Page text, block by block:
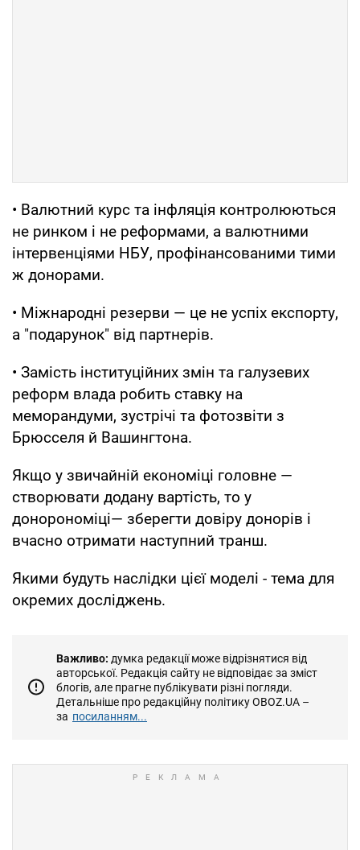
• Валютний курс та інфляція контролюються
не ринком і не реформами, а валютними
інтервенціями НБУ, профінансованими тими
ж донорами.
• Міжнародні резерви — це не успіх експорту,
а "подарунок" від партнерів.
• Замість інституційних змін та галузевих
реформ влада робить ставку на
меморандуми, зустрічі та фотозвіти з
Брюсселя й Вашингтона.
Якщо у звичайній економіці головне —
створювати додану вартість, то у
донорономіці— зберегти довіру донорів і
вчасно отримати наступний транш.
Якими будуть наслідки цієї моделі - тема для
окремих досліджень.
Важливо: думка редакції може відрізнятися від
авторської. Редакція сайту не відповідає за зміст
блогів, але прагне публікувати різні погляди.
Детальніше про редакційну політику OBOZ.UA –
за посиланням...